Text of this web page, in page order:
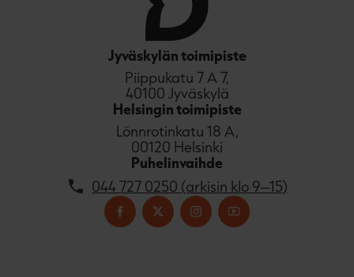
Jyväskylän toimipiste
Piippukatu 7 A 7,
40100 Jyväskylä
Helsingin toimipiste
Lönnrotinkatu 18 A,
00120 Helsinki
Puhelinvaihde
044 727 0250 (arkisin klo 9–15)